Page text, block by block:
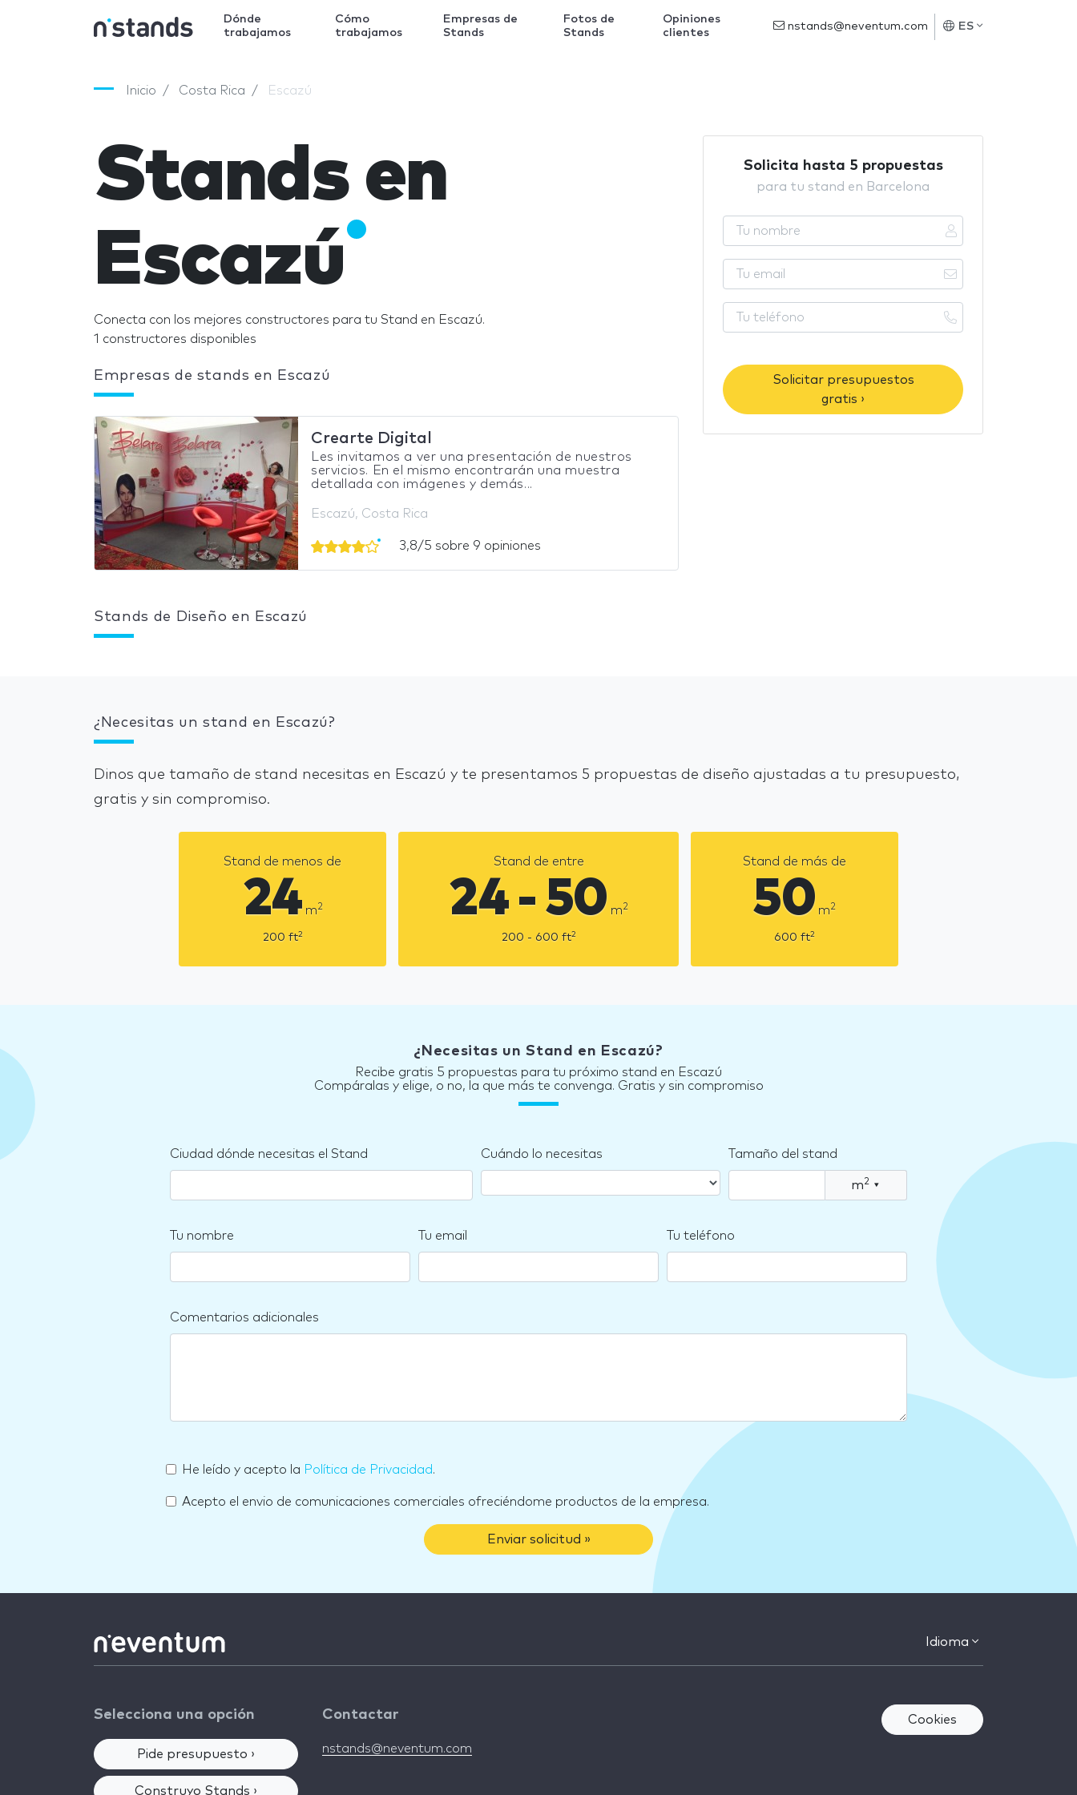
Dónde
trabajamos
Cómo
trabajamos
Empresas de
Stands
Fotos de
Stands
Opiniones
clientes
nstands@neventum.com ES
Inicio Costa Rica Escazú
Stands en
Escazú
Conecta con los mejores constructores para tu Stand en Escazú.
1 constructores disponibles
Empresas de stands en Escazú
Crearte Digital
Les invitamos a ver una presentación de nuestros
servicios. En el mismo encontrarán una muestra
detallada con imágenes y demás...
Escazú, Costa Rica
3,8/5 sobre 9 opiniones
Solicita hasta 5 propuestas
para tu stand en Barcelona
Solicitar presupuestos
gratis ›
Stands de Diseño en Escazú
¿Necesitas un stand en Escazú?
Dinos que tamaño de stand necesitas en Escazú y te presentamos 5 propuestas de diseño ajustadas a tu presupuesto,
gratis y sin compromiso.
Stand de menos de
24 m2
200 ft2
Stand de entre
24 - 50 m2
200 - 600 ft2
Stand de más de
50 m2
600 ft2
¿Necesitas un Stand en Escazú?
Recibe gratis 5 propuestas para tu próximo stand en Escazú
Compáralas y elige, o no, la que más te convenga. Gratis y sin compromiso
Ciudad dónde necesitas el Stand Cuándo lo necesitas Tamaño del stand
m2 ▾
Tu nombre Tu email Tu teléfono
Comentarios adicionales
He leído y acepto la Política de Privacidad.
Acepto el envio de comunicaciones comerciales ofreciéndome productos de la empresa.
Enviar solicitud »
Idioma
Selecciona una opción
Pide presupuesto ›
Construyo Stands ›
Contactar
nstands@neventum.com
Cookies